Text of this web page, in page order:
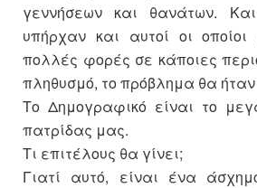
γεννήσεων και θανάτων.
υπήρχαν και αυτοί οι οποίοι
πολλές φορές σε κάποιες
πληθυσμό, το πρόβλημα θα
Το Δημογραφικό είναι το
πατρίδας μας.
Τι επιτέλους θα γίνει;
Γιατί αυτό, είναι ένα